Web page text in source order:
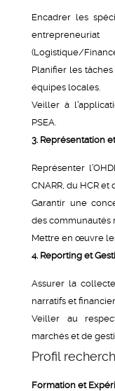
Encadrer les
(Logistique/
Planifier les
équipes locales.
Veiller à
PSEA.
3. Représentation
Représenter
CNARR, du HCR et
Garantir une
des communautés
Mettre en œuvre
4. Reporting et
Assurer la
narratifs et
Veiller au
marchés et de
Profil
Formation et